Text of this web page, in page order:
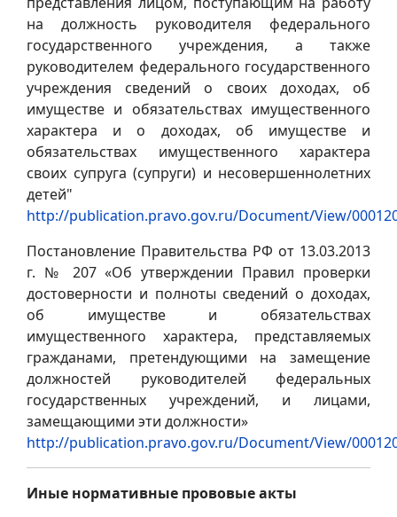
на должность руководителя федерального
государственного учреждения, а также
руководителем федерального государственного
учреждения сведений о своих доходах, об
имуществе и обязательствах имущественного
характера и о доходах, об имуществе и
обязательствах имущественного характера
своих супруга (супруги) и несовершеннолетних
детей"
http://publication.pravo.gov.ru/Document/View/
Постановление Правительства РФ от 13.03.2013
г. № 207 «Об утверждении Правил проверки
достоверности и полноты сведений о доходах,
об имуществе и обязательствах
имущественного характера, представляемых
гражданами, претендующими на замещение
должностей руководителей федеральных
государственных учреждений, и лицами,
замещающими эти должности»
http://publication.pravo.gov.ru/Document/View/
Иные нормативные прововые акты